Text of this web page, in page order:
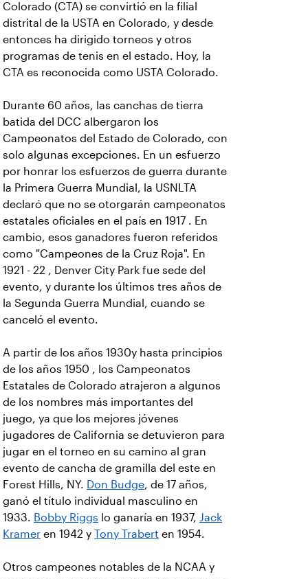
Colorado (CTA) se convirtió en la filial
distrital de la USTA en Colorado, y desde
entonces ha dirigido torneos y otros
programas de tenis en el estado. Hoy, la
CTA es reconocida como USTA Colorado.
Durante 60 años, las canchas de tierra
batida del DCC albergaron los
Campeonatos del Estado de Colorado, con
solo algunas excepciones. En un esfuerzo
por honrar los esfuerzos de guerra durante
la Primera Guerra Mundial, la USNLTA
declaró que no se otorgarán campeonatos
estatales oficiales en el país en 1917 . En
cambio, esos ganadores fueron referidos
como "Campeones de la Cruz Roja". En
1921 - 22 , Denver City Park fue sede del
evento, y durante los últimos tres años de
la Segunda Guerra Mundial, cuando se
canceló el evento.
A partir de los años 1930y hasta principios
de los años 1950 , los Campeonatos
Estatales de Colorado atrajeron a algunos
de los nombres más importantes del
juego, ya que los mejores jóvenes
jugadores de California se detuvieron para
jugar en el torneo en su camino al gran
evento de cancha de gramilla del este en
Forest Hills, NY. Don Budge, de 17 años,
ganó el título individual masculino en
1933. Bobby Riggs lo ganaría en 1937, Jack
Kramer en 1942 y Tony Trabert en 1954.
Otros campeones notables de la NCAA y